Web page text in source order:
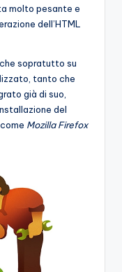
molto pesante e
dell’HTML
sopratutto su
tanto che
già di suo,
del
Mozilla Firefox